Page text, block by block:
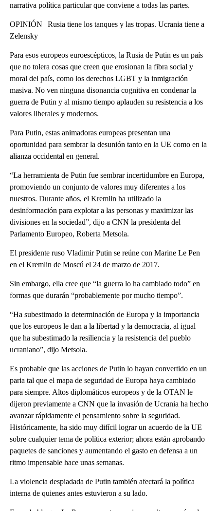
narrativa política particular que conviene a todas las partes.
OPINIÓN | Rusia tiene los tanques y las tropas. Ucrania tiene a
Zelensky
Para esos europeos euroescépticos, la Rusia de Putin es un país
que no tolera cosas que creen que erosionan la fibra social y
moral del país, como los derechos LGBT y la inmigración
masiva. No ven ninguna disonancia cognitiva en condenar la
guerra de Putin y al mismo tiempo aplauden su resistencia a los
valores liberales y modernos.
Para Putin, estas animadoras europeas presentan una
oportunidad para sembrar la desunión tanto en la UE como en la
alianza occidental en general.
“La herramienta de Putin fue sembrar incertidumbre en Europa,
promoviendo un conjunto de valores muy diferentes a los
nuestros. Durante años, el Kremlin ha utilizado la
desinformación para explotar a las personas y maximizar las
divisiones en la sociedad”, dijo a CNN la presidenta del
Parlamento Europeo, Roberta Metsola.
El presidente ruso Vladimir Putin se reúne con Marine Le Pen
en el Kremlin de Moscú el 24 de marzo de 2017.
Sin embargo, ella cree que “la guerra lo ha cambiado todo” en
formas que durarán “probablemente por mucho tiempo”.
“Ha subestimado la determinación de Europa y la importancia
que los europeos le dan a la libertad y la democracia, al igual
que ha subestimado la resiliencia y la resistencia del pueblo
ucraniano”, dijo Metsola.
Es probable que las acciones de Putin lo hayan convertido en un
paria tal que el mapa de seguridad de Europa haya cambiado
para siempre. Altos diplomáticos europeos y de la OTAN le
dijeron previamente a CNN que la invasión de Ucrania ha hecho
avanzar rápidamente el pensamiento sobre la seguridad.
Históricamente, ha sido muy difícil lograr un acuerdo de la UE
sobre cualquier tema de política exterior; ahora están aprobando
paquetes de sanciones y aumentando el gasto en defensa a un
ritmo impensable hace unas semanas.
La violencia despiadada de Putin también afectará la política
interna de quienes antes estuvieron a su lado.